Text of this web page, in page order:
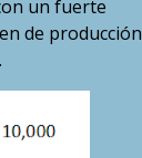
un fuerte
de producción